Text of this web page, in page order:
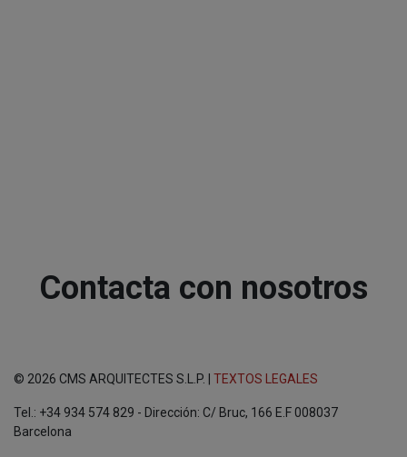
Contacta con nosotros
© 2026 CMS ARQUITECTES S.L.P. | TEXTOS LEGALES
Tel.: +34 934 574 829 - Dirección: C/ Bruc, 166 E.F 008037
Barcelona